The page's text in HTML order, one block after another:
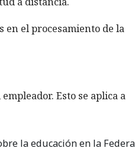
en el procesamiento de la
Esto se aplica a
la educación en la